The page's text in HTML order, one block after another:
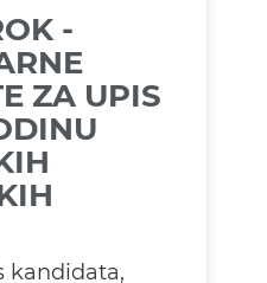
-
ZA UPIS
kandidata,